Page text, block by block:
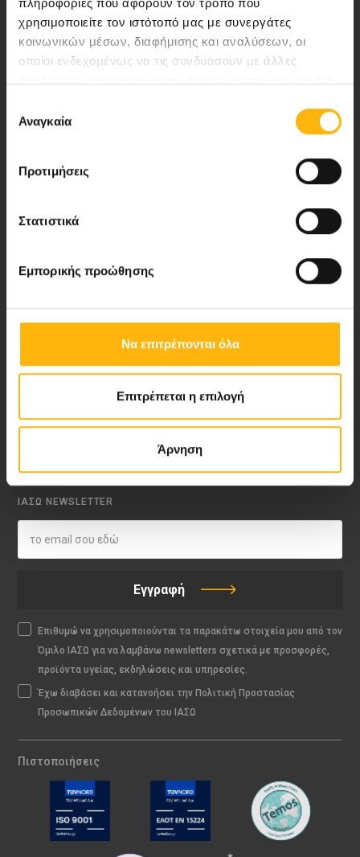
πληροφορίες που αφορούν τον τρόπο που
χρησιμοποιείτε τον ιστότοπό μας με συνεργάτες
κοινωνικών μέσων, διαφήμισης και αναλύσεων, οι
οποίοι ενδεχομένως να τις συνδυάσουν με άλλες
των υπηρεσιών τους.
συγκατάθεσης
Αναγκαία
Προτιμήσεις
Στατιστικά
Εμπορικής προώθησης
Να επιτρέπονται όλα
Επιτρέπεται η επιλογή
Άρνηση
Λεωφ. Κηφισίας 37-39,
Επικοινωνία
Video Gallery
My Life Magazine
Medical Directory
ΙΑΣΩ NEWSLETTER
Εγγραφή
Επιθυμώ να χρησιμοποιούνται τα παρακάτω στοιχεία μου από τον
Όμιλο ΙΑΣΩ για να λαμβάνω newsletters σχετικά με προσφορές,
προϊόντα υγείας, εκδηλώσεις και υπηρεσίες.
Έχω διαβάσει και κατανοήσει την Πολιτική Προστασίας
Προσωπικών Δεδομένων του ΙΑΣΩ
Πιστοποιήσεις